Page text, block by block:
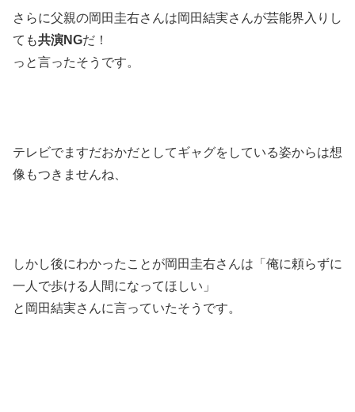
さらに父親の岡田圭右さんは岡田結実さんが芸能界入りし
ても共演NGだ！
っと言ったそうです。
テレビでますだおかだとしてギャグをしている姿からは想
像もつきませんね、
しかし後にわかったことが岡田圭右さんは「俺に頼らずに
一人で歩ける人間になってほしい」
と岡田結実さんに言っていたそうです。